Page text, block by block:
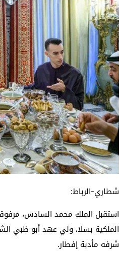
شطاري-الرباط:
استقبل الملك محمد السادس،
الملكية بسلا، ولي عهد أبو ظبي
شرفه مأدبة إفطار.